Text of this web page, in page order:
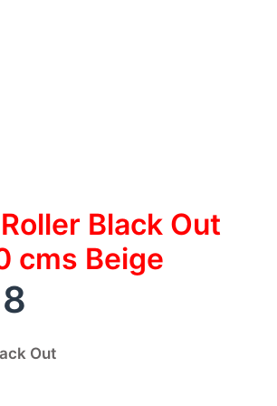
Black Out
cms Beige
Out